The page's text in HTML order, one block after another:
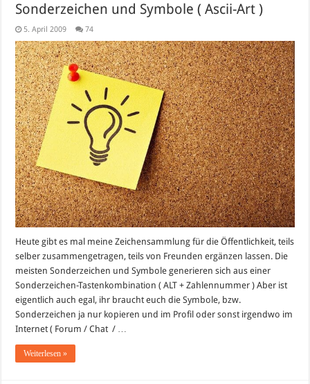
Sonderzeichen und Symbole ( Ascii-Art )
5. April 2009 74
Heute gibt es mal meine Zeichensammlung für die Öffentlichkeit, teils
selber zusammengetragen, teils von Freunden ergänzen lassen. Die
meisten Sonderzeichen und Symbole generieren sich aus einer
Sonderzeichen-Tastenkombination ( ALT + Zahlennummer ) Aber ist
eigentlich auch egal, ihr braucht euch die Symbole, bzw.
Sonderzeichen ja nur kopieren und im Profil oder sonst irgendwo im
Internet ( Forum / Chat / …
Weiterlesen »